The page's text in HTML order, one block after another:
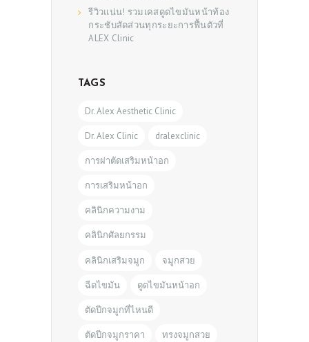
รีวิวแน่น! รวมเคสดูดไขมันหน้าท้อง
กระชับสัดส่วนทุกระยะการฟื้นตัวที่
ALEX Clinic
TAGS
Dr. Alex Aesthetic Clinic
Dr. Alex Clinic dralexclinic
การผ่าตัดเสริมหน้าอก
การเสริมหน้าอก
คลินิกความงาม
คลินิกศัลยกรรม
คลินิกเสริมจมูก จมูกสวย
ฉีดไขมัน ดูดไขมันหน้าอก
ตัดปีกจมูกที่ไหนดี
ตัดปีกจมูกราคา ทรงจมูกสวย